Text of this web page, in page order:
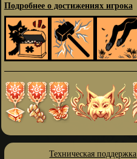
Подробнее о достижениях игрока
Техническая поддержка